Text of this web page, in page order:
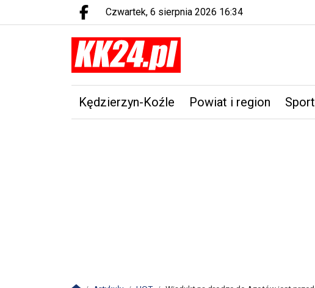
Facebook.com
czwartek, 6 sierpnia 2026 16:34
Kędzierzyn-Koźle Powiat i region Sport